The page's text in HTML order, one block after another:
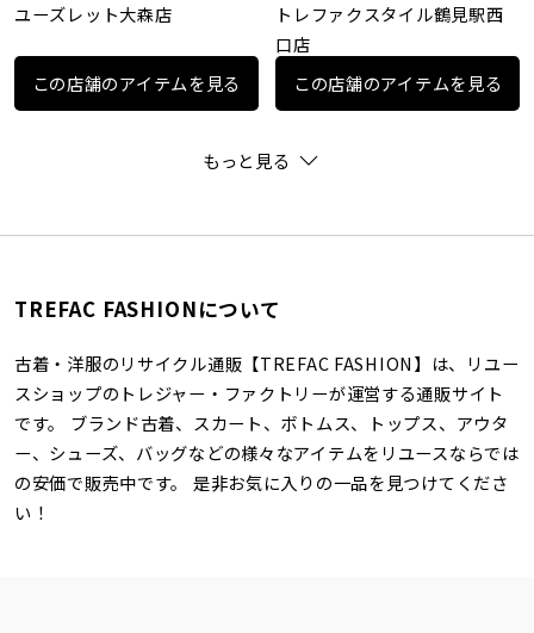
ユーズレット大森店
この店舗のアイテムを見る
トレファクスタイル鶴見駅西
口店
この店舗のアイテムを見る
もっと見る
TREFAC FASHIONについて
古着・洋服のリサイクル通販【TREFAC FASHION】は、リユー
スショップのトレジャー・ファクトリーが運営する通販サイト
です。 ブランド古着、スカート、ボトムス、トップス、アウタ
ー、シューズ、バッグなどの様々なアイテムをリユースならでは
の安価で販売中です。 是非お気に入りの一品を見つけてくださ
い！